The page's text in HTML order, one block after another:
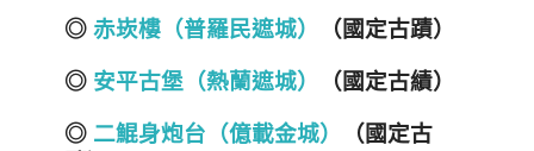
◎ 赤崁樓（普羅民遮城） （國定古蹟）
◎ 安平古堡（熱蘭遮城） （國定古績）
◎ 二鯤身炮台（億載金城）
（國定古